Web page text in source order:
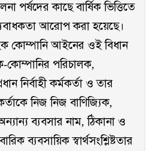
পর্ষদের কাছে বার্ষিক ভিত্তিতে
আরোপ করা হয়েছে।
কোম্পানি আইনের ওই বিধান
কোম্পানির পরিচালক,
নির্বাহী কর্মকর্তা ও তার
নিজ নিজ বাণিজ্যিক,
ব্যবসার নাম, ঠিকানা ও
ব্যবসায়িক স্বার্থসংশ্লিষ্টতার